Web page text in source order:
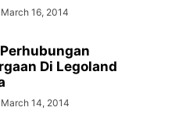
March 16, 2014
Di Legoland
March 14, 2014